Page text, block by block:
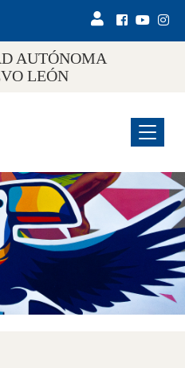
AUTÓNOMA
LEÓN
Menu